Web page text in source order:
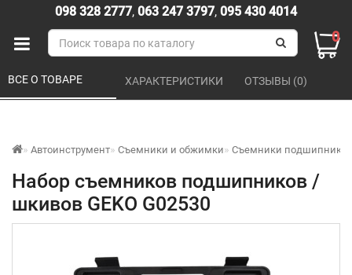
098 328 2777, 063 247 3797, 095 430 4014
0
Автоинструмент Съемники и обжимки Съемники
Набор съемников подшипников /
шкивов GEKO G02530
ВСЕ О ТОВАРЕ ХАРАКТЕРИСТИКИ ОТЗЫВЫ (0)